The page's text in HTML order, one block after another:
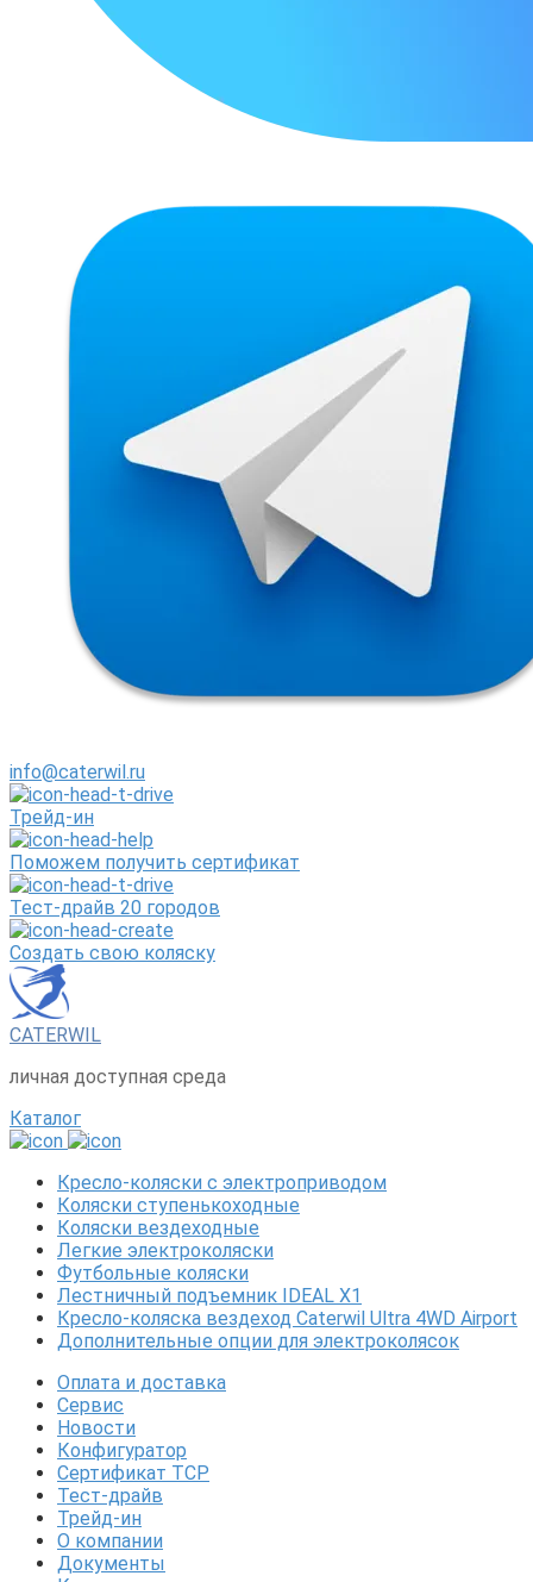
info@caterwil.ru
Трейд-ин
Поможем получить сертификат
Тест-драйв 20 городов
Создать свою коляску
CATERWIL
личная доступная среда
Каталог
Кресло-коляски с электроприводом
Коляски ступенькоходные
Коляски вездеходные
Легкие электроколяски
Футбольные коляски
Лестничный подъемник IDEAL X1
Кресло-коляска вездеход Caterwil Ultra 4WD Airport
Дополнительные опции для электроколясок
Оплата и доставка
Сервис
Новости
Конфигуратор
Сертификат ТСР
Тест-драйв
Трейд-ин
О компании
Документы